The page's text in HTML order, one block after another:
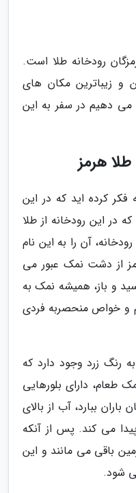
رودخانه طلا است.
و زیباترین مکان های
می دهیم در سفر به این
هرمز
فکر کرده اید که در این
در این رودخانه از طلا
آن را به این نام
از دشت نمک عبور می
و باز، همیشه نمک به
و خواص منحصربه فردی
زرد وجود دارد که
طعام، دارای بلورهایی
ببارد، آب از بالای
می کند. پس از آنکه
باقی می مانند و این
شود.